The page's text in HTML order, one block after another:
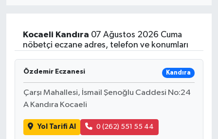
Kocaeli Kandıra 07 Ağustos 2026 Cuma
nöbetçi eczane adres, telefon ve konumları
Özdemir Eczanesi Kandıra
Çarşı Mahallesi, İsmail Şenoğlu Caddesi No:24
A Kandıra Kocaeli
Yol Tarifi Al 0 (262) 551 55 44
MAGAZİN
SAĞLIK
EĞİTİM
BÖLGE
Haber Arşivi